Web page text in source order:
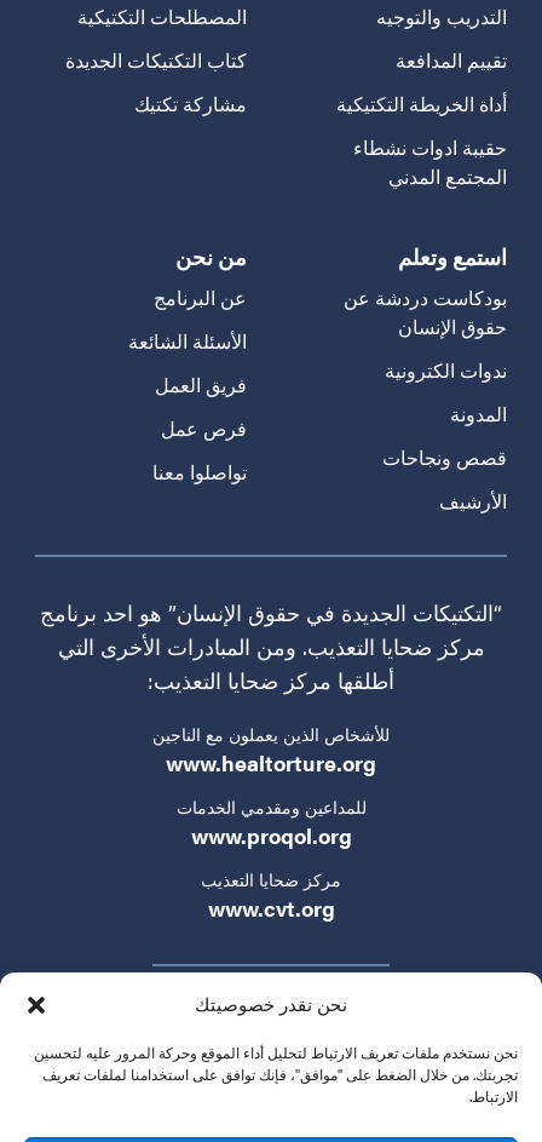
نحن نقدر خصوصيتك
نحن نستخدم ملفات تعريف الارتباط لتحليل أداء الموقع وحركة المرور عليه لتحسين
تجربتك. من خلال الضغط على "موافق"، فإنك توافق على استخدامنا لملفات تعريف
الارتباط.
التدريب والتوجيه
تقييم المدافعة
أداة الخريطة التكتيكية
حقيبة ادوات نشطاء
المجتمع المدني
المصطلحات التكتيكية
كتاب التكتيكات الجديدة
مشاركة تكتيك
استمع وتعلم
بودكاست دردشة عن
حقوق الإنسان
ندوات الكترونية
المدونة
قصص ونجاحات
الأرشيف
من نحن
عن البرنامج
الأسئلة الشائعة
فريق العمل
فرص عمل
تواصلوا معنا
“التكتيكات الجديدة في حقوق الإنسان” هو احد برنامج
مركز ضحايا التعذيب. ومن المبادرات الأخرى التي
أطلقها مركز ضحايا التعذيب:
للأشخاص الذين يعملون مع الناجين
www.healtorture.org
للمداعين ومقدمي الخدمات
www.proqol.org
مركز ضحايا التعذيب
www.cvt.org